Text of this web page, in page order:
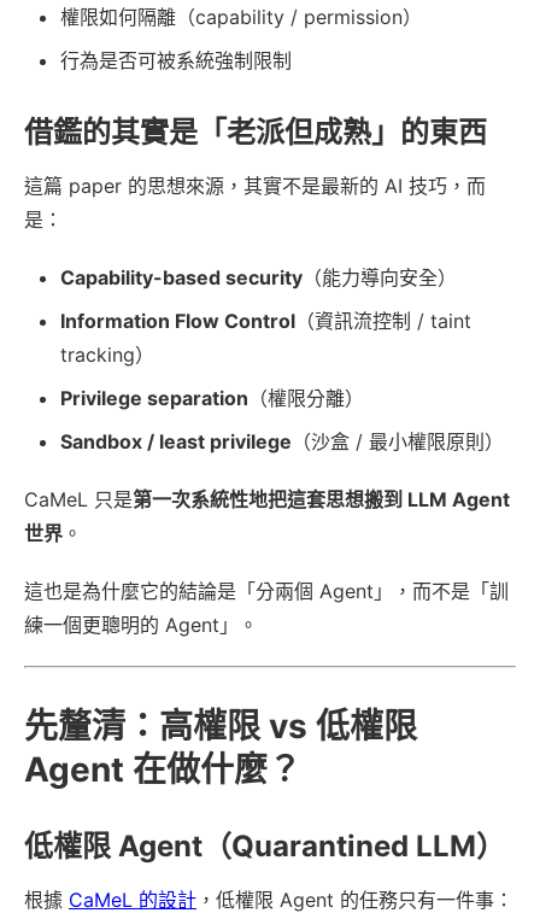
權限如何隔離（capability / permission）
行為是否可被系統強制限制
借鑑的其實是「老派但成熟」的東西
這篇 paper 的思想來源，其實不是最新的 AI 技巧，而
是：
Capability-based security （能力導向安全）
Information Flow Control （資訊流控制 / taint
tracking）
Privilege separation （權限分離）
Sandbox / least privilege （沙盒 / 最小權限原則）
CaMeL 只是第一次系統性地把這套思想搬到 LLM Agent
世界 。
這也是為什麼它的結論是「分兩個 Agent」，而不是「訓
練一個更聰明的 Agent」。
先釐清：高權限 vs 低權限
Agent 在做什麼？
低權限 Agent（Quarantined LLM）
根據 CaMeL 的設計 ，低權限 Agent 的任務只有一件事：